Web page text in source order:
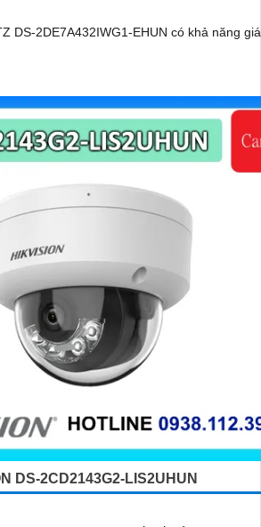
DS-2DE7A432IWG1-EHUN có khả năng
DS-2CD2143G2-LIS2UHUN